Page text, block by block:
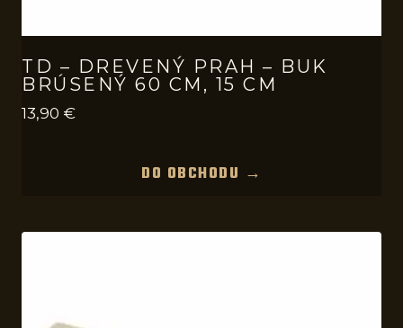
TD – DREVENÝ PRAH – BUK
BRÚSENÝ 60 CM, 15 CM
13,90 €
DO OBCHODU →